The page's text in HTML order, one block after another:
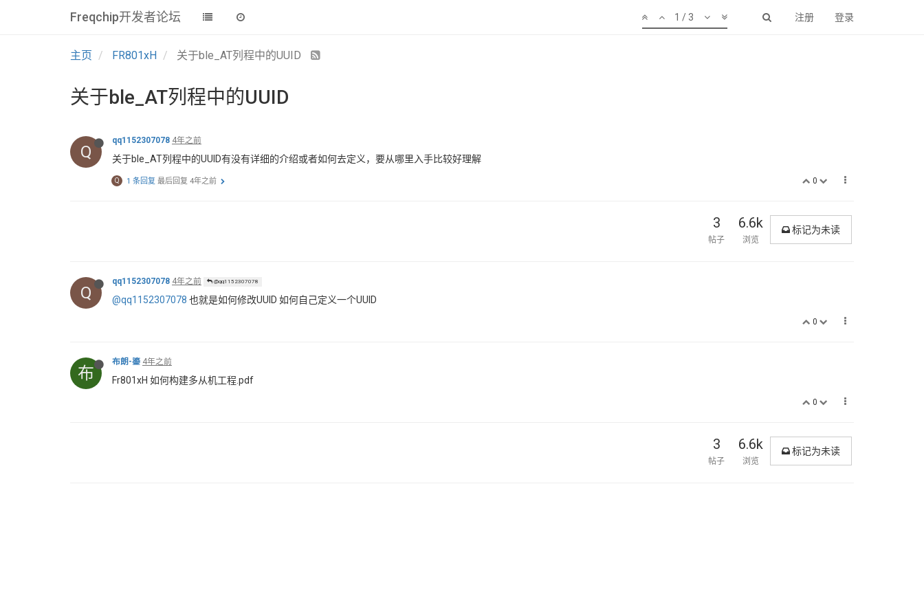
Freqchip开发者论坛 注册 登录
1 / 3
主页 FR801xH 关于ble_AT列程中的UUID
关于ble_AT列程中的UUID
Q
qq1152307078 4年之前
关于ble_AT列程中的UUID有没有详细的介绍或者如何去定义，要从哪里入手比较好理解
0
Q 1 条回复 最后回复 4年之前
3
帖子
6.6k
浏览
标记为未读
Q
qq1152307078 4年之前 @qq1152307078
@qq1152307078 也就是如何修改UUID 如何自己定义一个UUID
0
布
布朗-鎏 4年之前
Fr801xH 如何构建多从机工程.pdf
0
3
帖子
6.6k
浏览
标记为未读